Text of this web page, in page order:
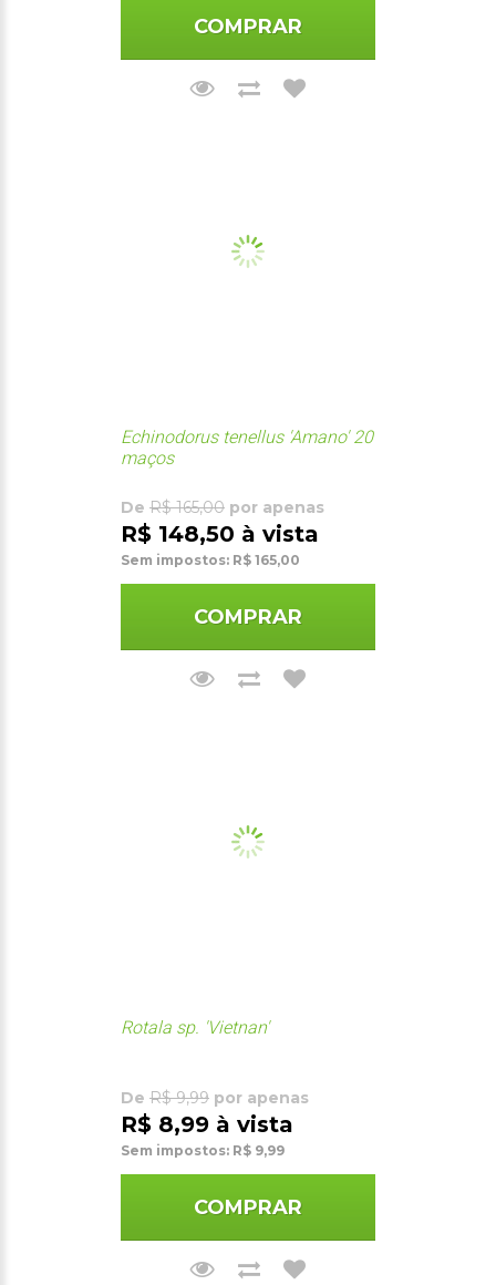
COMPRAR
Echinodorus tenellus 'Amano' 20
maços
De R$ 165,00 por apenas
R$ 148,50 à vista
Sem impostos: R$ 165,00
COMPRAR
Rotala sp. 'Vietnan'
De R$ 9,99 por apenas
R$ 8,99 à vista
Sem impostos: R$ 9,99
COMPRAR